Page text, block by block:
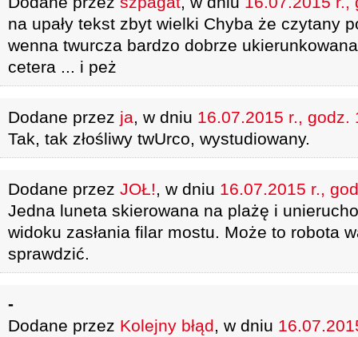
na upały tekst zbyt wielki Chyba że czytany
wenna twurcza bardzo dobrze
cetera ... i peż
Dodane przez ja, w dniu 16.07.2015 r., godz.
Tak, tak złośliwy twUrco, wystudiowany.
Dodane przez JOŁ!, w dniu 16.07.2015 r.,
Jedna luneta skierowana na plażę i
widoku zasłania filar mostu. Może to robota
sprawdzić.
-
Dodane przez Kolejny błąd, w dniu